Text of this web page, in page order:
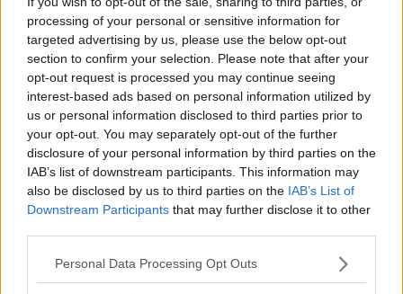
processing of your personal or sensitive information for
targeted advertising by us, please use the below opt-out
section to confirm your selection. Please note that after your
opt-out request is processed you may continue seeing
interest-based ads based on personal information utilized by
us or personal information disclosed to third parties prior to
your opt-out. You may separately opt-out of the further
disclosure of your personal information by third parties on the
IAB’s list of downstream participants. This information may
also be disclosed by us to third parties on the IAB’s List of
Downstream Participants that may further disclose it to other
Please note that this website/app uses one or more Google
Personal Data Processing Opt Outs